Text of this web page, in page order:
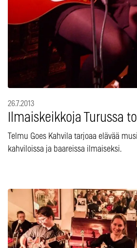
26.7.2013
Ilmaiskeikkoja Turussa
Telmu Goes Kahvila tarjoaa elävää
kahviloissa ja baareissa ilmaiseksi.